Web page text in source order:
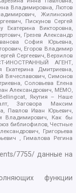
Владимировна, Лютов
Жилинский
Пискунов Сергей
Екатерина Викторовна,
Грезев Александр
София Юрьевна,
Егоров Владимир
Сергеевич, Верзилов
ИНОСТРАННЫЙ АГЕНТ,
Екатерина Дмитриевна,
Вячеславович, Симонов
Соловьева Елена
Александрович, МЕМО,
Якутия – Наше
Заговора Максим
Павлов Иван Юрьевич,
Владимирович, Как бы
библиофилов, Честные
Григорьева
, Гималова Регина
7755/ данные на
функции